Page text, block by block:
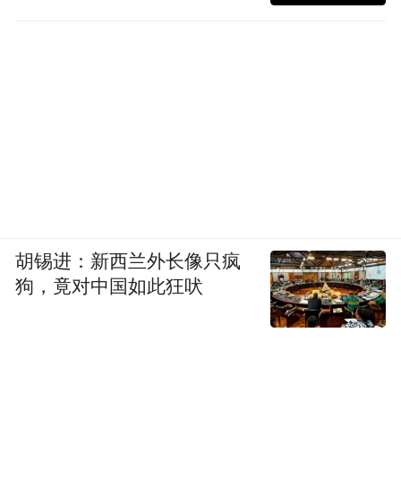
胡锡进：新西兰外长像只疯
狗，竟对中国如此狂吠